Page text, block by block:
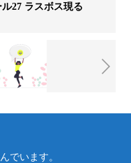
27 ラスボス現る
でいます。